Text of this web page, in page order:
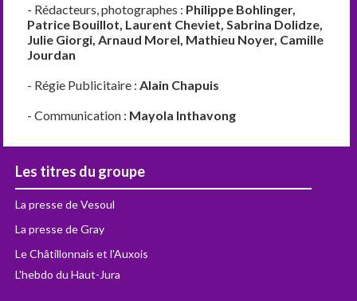
- Rédacteurs, photographes : Philippe Bohlinger,
Patrice Bouillot, Laurent Cheviet, Sabrina Dolidze,
Julie Giorgi, Arnaud Morel, Mathieu Noyer, Camille
Jourdan
- Régie Publicitaire :Alain Chapuis
- Communication : Mayola Inthavong
Les titres du groupe
La presse de Vesoul
La presse de Gray
Le Châtillonnais et l'Auxois
L'hebdo du Haut-Jura